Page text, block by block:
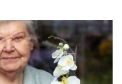
pa kdaj zbudi in
podanike in
se seveda odzove